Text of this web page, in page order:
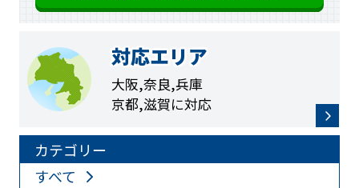
対応エリア
大阪,奈良,兵庫
京都,滋賀に対応
カテゴリー
すべて